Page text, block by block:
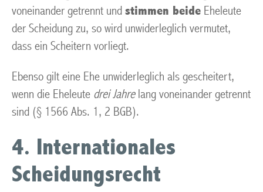
voneinander getrennt und stimmen beide Eheleute
der Scheidung zu, so wird unwiderleglich vermutet,
dass ein Scheitern vorliegt.
Ebenso gilt eine Ehe unwiderleglich als gescheitert,
wenn die Eheleute drei Jahrelang voneinander getrennt
sind (§ 1566 Abs. 1, 2 BGB).
4. Internationales
Scheidungsrecht